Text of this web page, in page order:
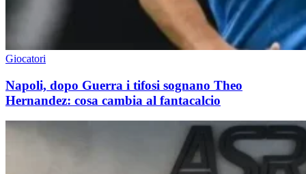
Giocatori
Napoli, dopo Guerra i tifosi sognano Theo
Hernandez: cosa cambia al fantacalcio